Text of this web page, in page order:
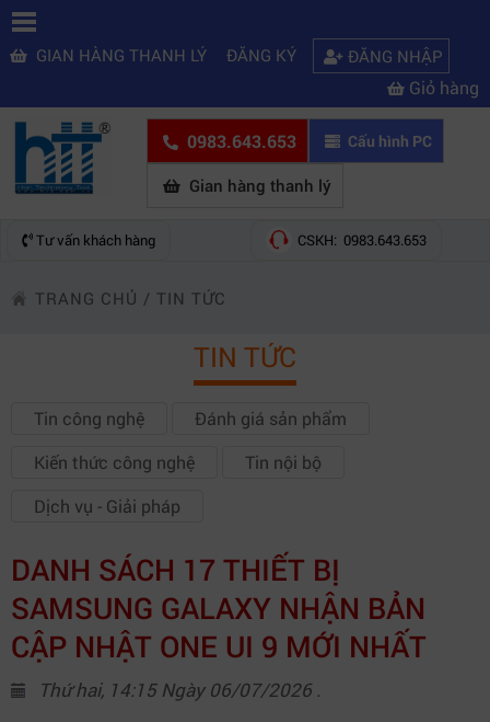
GIAN HÀNG THANH LÝ ĐĂNG KÝ ĐĂNG NHẬP
Giỏ hàng
0983.643.653 Cấu hình PC
Gian hàng thanh lý
Tư vấn khách hàng CSKH: 0983.643.653
TRANG CHỦ / TIN TỨC
TIN TỨC
Tin công nghệ
Đánh giá sản phẩm
Kiến thức công nghệ
Tin nội bộ
Dịch vụ - Giải pháp
DANH SÁCH 17 THIẾT BỊ
SAMSUNG GALAXY NHẬN BẢN
CẬP NHẬT ONE UI 9 MỚI NHẤT
Thứ hai, 14:15 Ngày 06/07/2026 .